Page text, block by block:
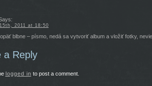
2011 at 18:50
blbne – písmo, nedá sa vytvoriť album a vložiť fotky,
a Reply
logged in to post a comment.